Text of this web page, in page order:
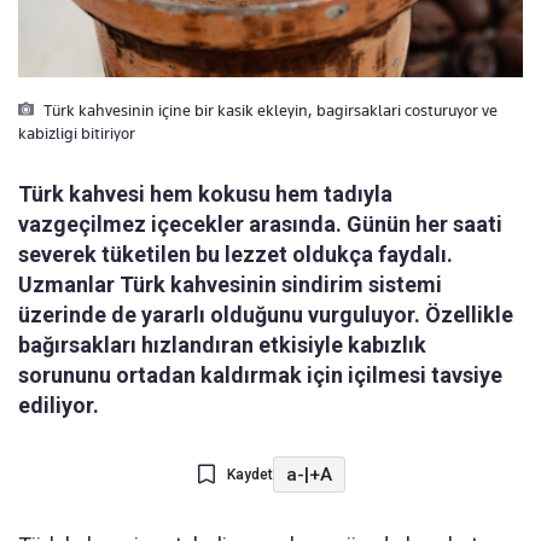
Türk kahvesinin içine bir kasik ekleyin, bagirsaklari costuruyor ve
kabizligi bitiriyor
Türk kahvesi hem kokusu hem tadıyla
vazgeçilmez içecekler arasında. Günün her saati
severek tüketilen bu lezzet oldukça faydalı.
Uzmanlar Türk kahvesinin sindirim sistemi
üzerinde de yararlı olduğunu vurguluyor. Özellikle
bağırsakları hızlandıran etkisiyle kabızlık
sorununu ortadan kaldırmak için içilmesi tavsiye
ediliyor.
Kaydet a-|+A